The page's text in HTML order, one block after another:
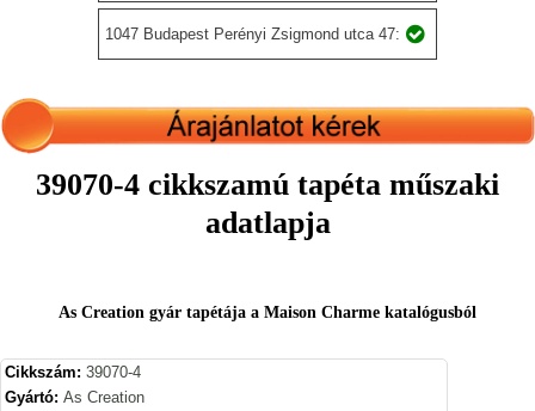
1047 Budapest Perényi Zsigmond utca 47:
39070-4 cikkszamú tapéta műszaki
adatlapja
As Creation gyár tapétája a Maison Charme katalógusból
Cikkszám: 39070-4
Gyártó: As Creation